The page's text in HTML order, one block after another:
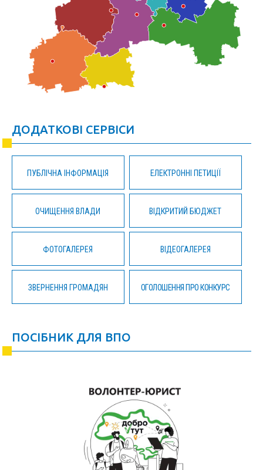
ДОДАТКОВІ СЕРВІСИ
ПУБЛІЧНА ІНФОРМАЦІЯ ЕЛЕКТРОННІ ПЕТИЦІЇ
ОЧИЩЕННЯ ВЛАДИ ВІДКРИТИЙ БЮДЖЕТ
ФОТОГАЛЕРЕЯ ВІДЕОГАЛЕРЕЯ
ЗВЕРНЕННЯ ГРОМАДЯН ОГОЛОШЕННЯ ПРО КОНКУРС
ПОСІБНИК ДЛЯ ВПО